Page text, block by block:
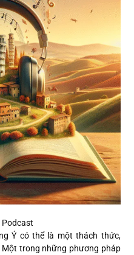
Podcast
Ý có thể là một thách thức,
trong những phương pháp